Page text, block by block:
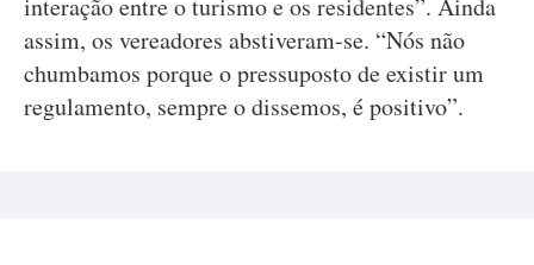
interação entre o turismo e os residentes”. Ainda
assim, os vereadores abstiveram-se. “Nós não
chumbamos porque o pressuposto de existir um
regulamento, sempre o dissemos, é positivo”.